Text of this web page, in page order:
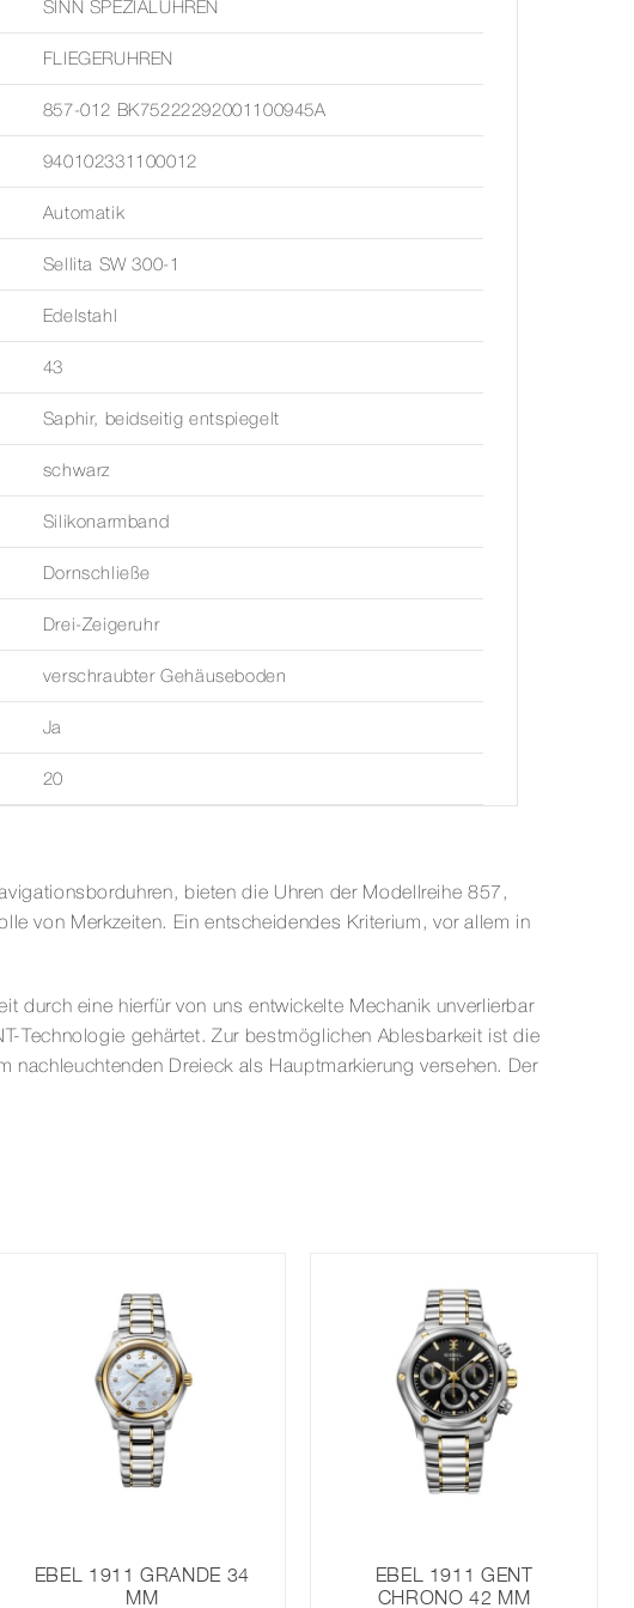
SINN SPEZIALUHREN
FLIEGERUHREN
857-012 BK75222292001100945A
940102331100012
Automatik
Sellita SW 300-1
Edelstahl
43
Saphir, beidseitig entspiegelt
schwarz
Silikonarmband
Dornschließe
Drei-Zeigeruhr
verschraubter Gehäuseboden
Ja
20
bieten die Uhren der Modellreihe 857,
von Merkzeiten. Ein entscheidendes Kriterium, vor allem in
durch eine hierfür von uns entwickelte Mechanik unverlierbar
Technologie gehärtet. Zur bestmöglichen Ablesbarkeit ist die
nachleuchtenden Dreieck als Hauptmarkierung versehen. Der
EBEL 1911 GRANDE 34
MM
EBEL 1911 GENT
CHRONO 42 MM